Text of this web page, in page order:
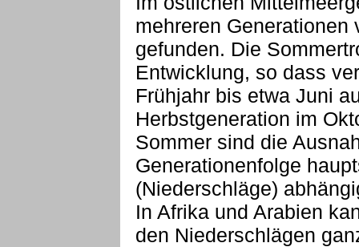
mehreren
gefunden. Die
Entwicklung, so dass
Frühjahr bis etwa Juni
Herbstgeneration im
Sommer sind die
Generationenfolge
(Niederschläge)
In Afrika und Arabien
den Niederschlägen